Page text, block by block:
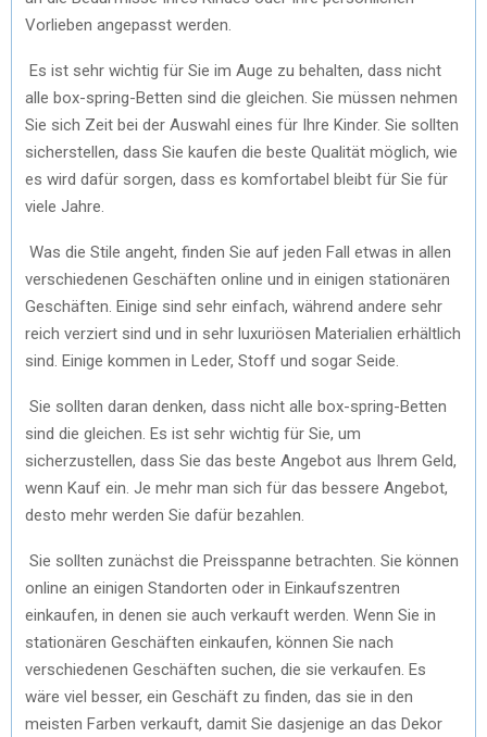
Vorlieben angepasst werden.
Es ist sehr wichtig für Sie im Auge zu behalten, dass nicht
alle box-spring-Betten sind die gleichen. Sie müssen nehmen
Sie sich Zeit bei der Auswahl eines für Ihre Kinder. Sie sollten
sicherstellen, dass Sie kaufen die beste Qualität möglich, wie
es wird dafür sorgen, dass es komfortabel bleibt für Sie für
viele Jahre.
Was die Stile angeht, finden Sie auf jeden Fall etwas in allen
verschiedenen Geschäften online und in einigen stationären
Geschäften. Einige sind sehr einfach, während andere sehr
reich verziert sind und in sehr luxuriösen Materialien erhältlich
sind. Einige kommen in Leder, Stoff und sogar Seide.
Sie sollten daran denken, dass nicht alle box-spring-Betten
sind die gleichen. Es ist sehr wichtig für Sie, um
sicherzustellen, dass Sie das beste Angebot aus Ihrem Geld,
wenn Kauf ein. Je mehr man sich für das bessere Angebot,
desto mehr werden Sie dafür bezahlen.
Sie sollten zunächst die Preisspanne betrachten. Sie können
online an einigen Standorten oder in Einkaufszentren
einkaufen, in denen sie auch verkauft werden. Wenn Sie in
stationären Geschäften einkaufen, können Sie nach
verschiedenen Geschäften suchen, die sie verkaufen. Es
wäre viel besser, ein Geschäft zu finden, das sie in den
meisten Farben verkauft, damit Sie dasjenige an das Dekor